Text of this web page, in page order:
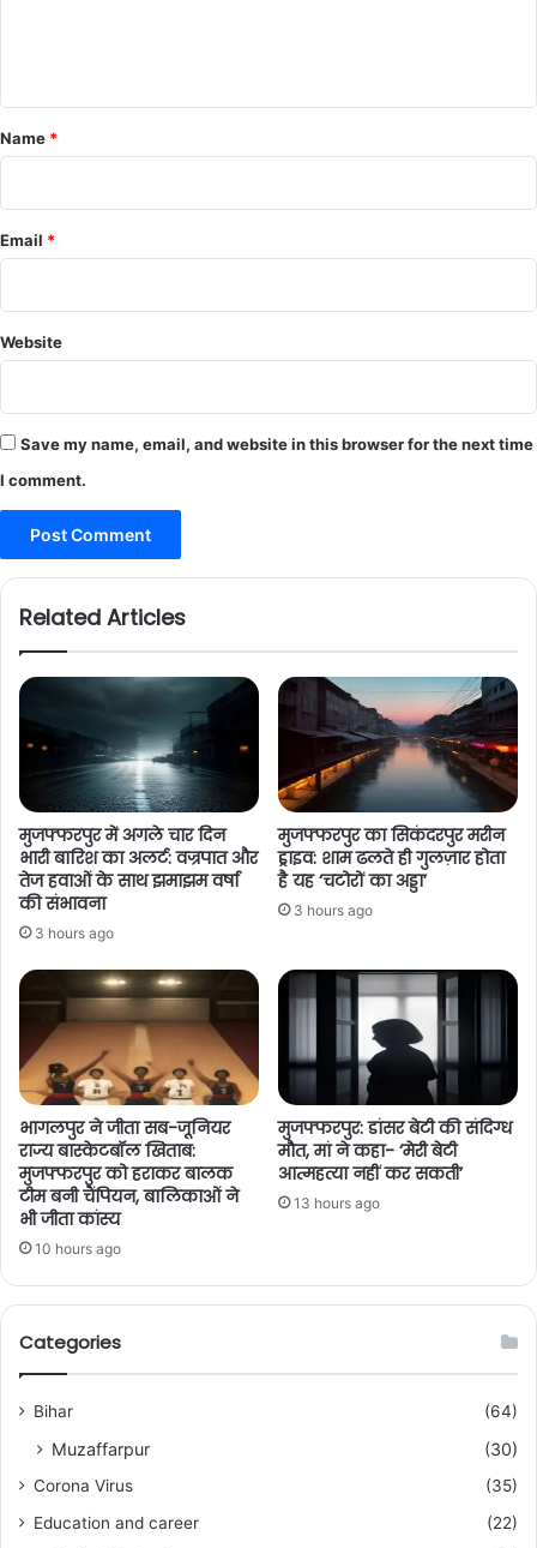
*
Name *
Email *
Website
Save my name, email, and website in this browser for the next time
I comment.
Related Articles
मुजफ्फरपुर में अगले चार दिन
भारी बारिश का अलर्ट: वज्रपात और
तेज हवाओं के साथ झमाझम वर्षा
की संभावना
3 hours ago
मुजफ्फरपुर का सिकंदरपुर मरीन
ड्राइव: शाम ढलते ही गुलज़ार होता
है यह ‘चटोरों का अड्डा’
3 hours ago
भागलपुर ने जीता सब-जूनियर
राज्य बास्केटबॉल खिताब:
मुजफ्फरपुर को हराकर बालक
टीम बनी चैंपियन, बालिकाओं ने
भी जीता कांस्य
10 hours ago
मुजफ्फरपुर: डांसर बेटी की संदिग्ध
मौत, मां ने कहा- ‘मेरी बेटी
आत्महत्या नहीं कर सकती’
13 hours ago
Categories
Bihar (64)
Muzaffarpur (30)
Corona Virus
(35)
Education and career
(22)